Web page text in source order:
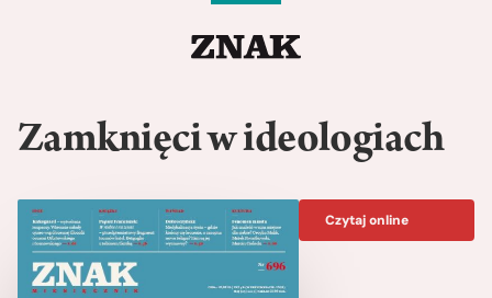
Zamknięci w ideologiach
Czytaj online